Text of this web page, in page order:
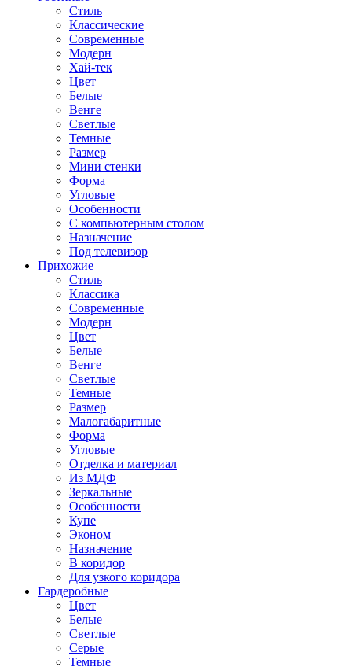
Стиль
Классические
Современные
Модерн
Хай-тек
Цвет
Белые
Венге
Светлые
Темные
Размер
Мини стенки
Форма
Угловые
Особенности
С компьютерным столом
Назначение
Под телевизор
Прихожие
Стиль
Классика
Современные
Модерн
Цвет
Белые
Венге
Светлые
Темные
Размер
Малогабаритные
Форма
Угловые
Отделка и материал
Из МДФ
Зеркальные
Особенности
Купе
Эконом
Назначение
В коридор
Для узкого коридора
Гардеробные
Цвет
Белые
Светлые
Серые
Темные